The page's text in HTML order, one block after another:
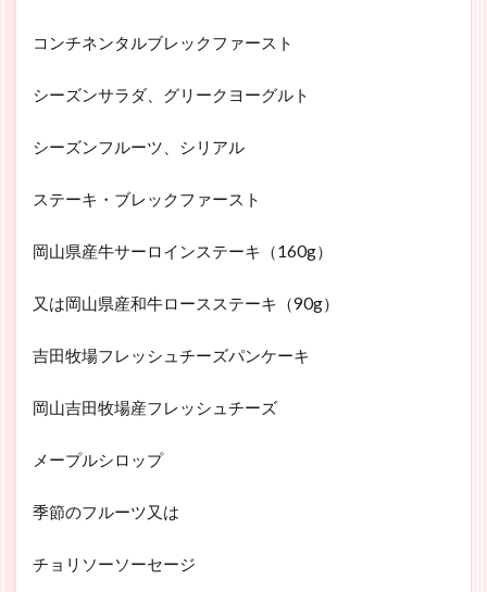
コンチネンタルブレックファースト
シーズンサラダ、グリークヨーグルト
シーズンフルーツ、シリアル
ステーキ・ブレックファースト
岡山県産牛サーロインステーキ（160g）
又は岡山県産和牛ロースステーキ（90g）
吉田牧場フレッシュチーズパンケーキ
岡山吉田牧場産フレッシュチーズ
メープルシロップ
季節のフルーツ又は
チョリソーソーセージ